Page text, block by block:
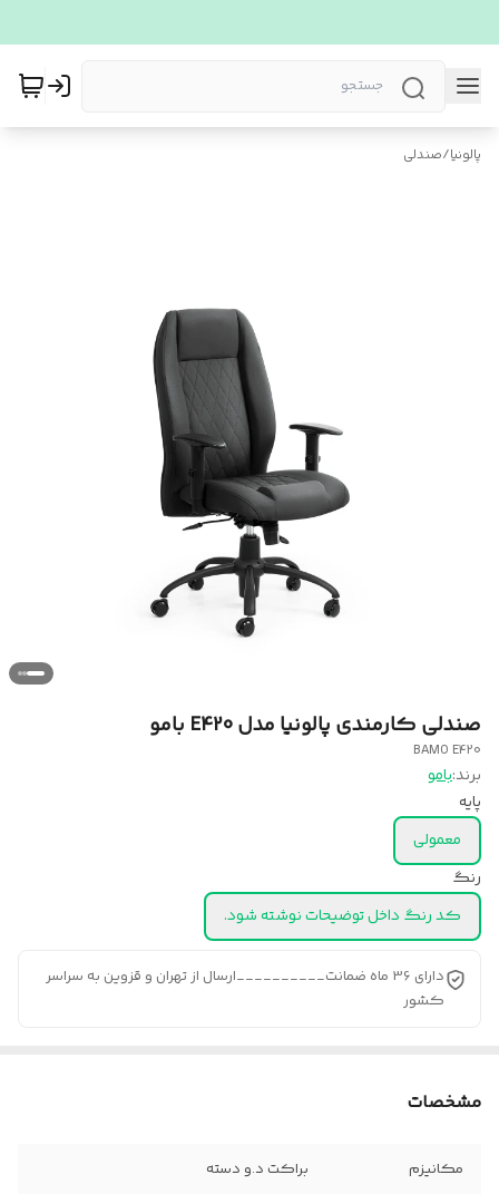
پالونیا/صندلی
صندلی کارمندی پالونیا مدل E420 بامو
BAMO E420
برند:بامو
پایه
معمولی
رنگ
کد رنگ داخل توضیحات نوشته شود.
دارای 36 ماه ضمانت__________ارسال از تهران و قزوین به سراسر
کشور
مشخصات
مکانیزم براکت د.و دسته